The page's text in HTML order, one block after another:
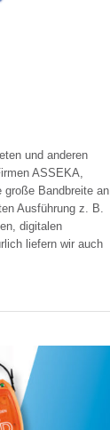
und anderen
ASSEKA,
große Bandbreite an
Ausführung z. B.
digitalen
liefern wir auch